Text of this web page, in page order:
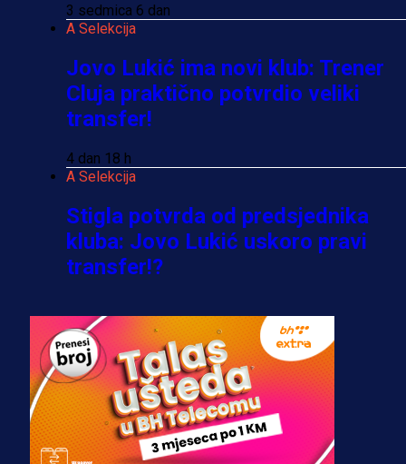
3 sedmica 6 dan
A Selekcija
Jovo Lukić ima novi klub: Trener
Cluja praktično potvrdio veliki
transfer!
4 dan 18 h
A Selekcija
Stigla potvrda od predsjednika
kluba: Jovo Lukić uskoro pravi
transfer!?
A Selekcija
Zmajevi dobili veliko pojačanje:
Fudbaler Olympiacosa želi obući
dres BiH!
3 sedmica 4 dan